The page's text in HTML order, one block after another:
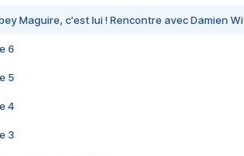
Maguire, c'est lui ! Rencontre avec Damien
6
5
4
3